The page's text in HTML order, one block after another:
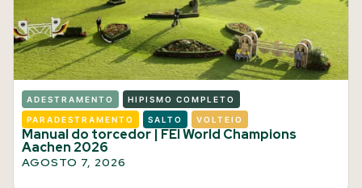
ADESTRAMENTO HIPISMO COMPLETO
PARADESTRAMENTO SALTO VOLTEIO
Manual do torcedor | FEI World Champions
Aachen 2026
AGOSTO 7, 2026